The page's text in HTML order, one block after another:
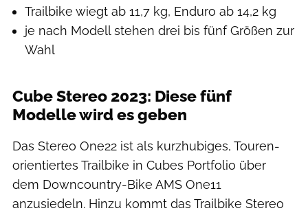
Trailbike wiegt ab 11,7 kg, Enduro ab 14,2 kg
je nach Modell stehen drei bis fünf Größen zur
Wahl
Cube Stereo 2023: Diese fünf
Modelle wird es geben
Das Stereo One22 ist als kurzhubiges, Touren-
orientiertes Trailbike in Cubes Portfolio über
dem Downcountry-Bike AMS One11
anzusiedeln. Hinzu kommt das Trailbike Stereo